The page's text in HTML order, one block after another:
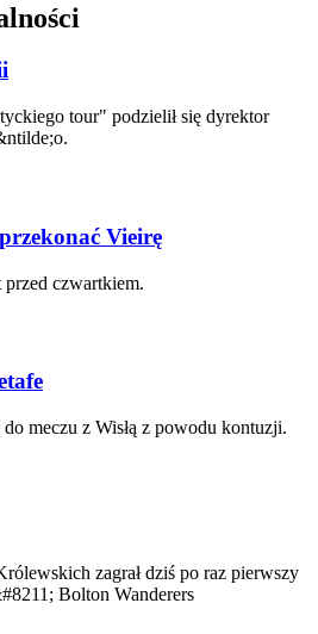
tour" podzielił się dyrektor
Vieirę
czwartkiem.
meczu z Wisłą z powodu kontuzji.
zagrał dziś po raz pierwszy
Bolton Wanderers